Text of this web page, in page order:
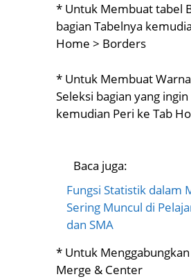
* Untuk Membuat tabel
bagian Tabelnya
Home > Borders
* Untuk Membuat Warna
Seleksi bagian yang
kemudian Peri ke Tab
Baca juga:
Fungsi Statistik dalam
Sering Muncul di
dan SMA
* Untuk
Merge & Center